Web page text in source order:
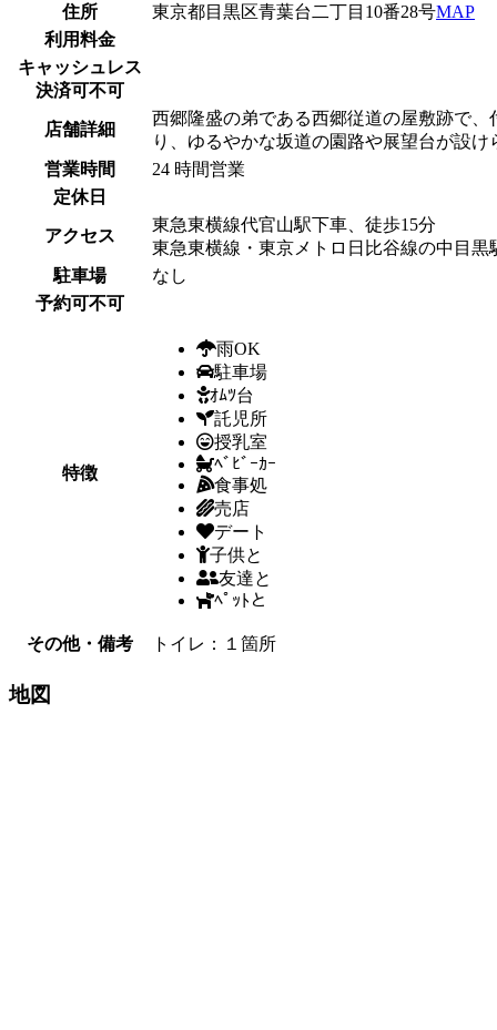
住所
東京都目黒区青葉台二丁目10番28号MAP
利用料金
キャッシュレス
決済可不可
店舗詳細
西郷隆盛の弟である西郷従道の屋敷跡で
り、ゆるやかな坂道の園路や展望台が設
営業時間
24 時間営業
定休日
アクセス
東急東横線代官山駅下車、徒歩15分
東急東横線・東京メトロ日比谷線の中目黒
駐車場
なし
予約可不可
特徴
雨OK
駐車場
ｵﾑﾂ台
託児所
授乳室
ﾍﾞﾋﾞｰｶｰ
食事処
売店
デート
子供と
友達と
ﾍﾟｯﾄと
その他・備考 トイレ：１箇所
地図